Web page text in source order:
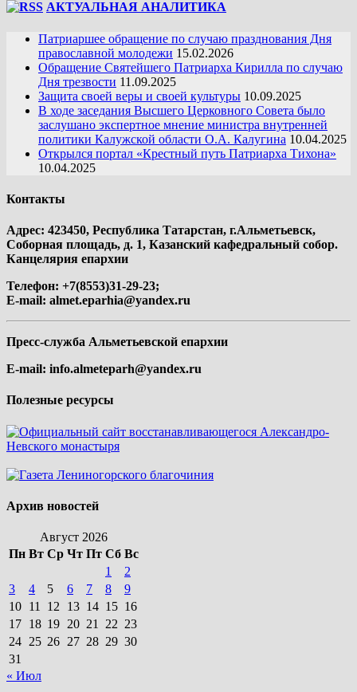
АКТУАЛЬНАЯ АНАЛИТИКА
Патриаршее обращение по случаю празднования Дня
православной молодежи 15.02.2026
Обращение Святейшего Патриарха Кирилла по случаю
Дня трезвости 11.09.2025
Защита своей веры и своей культуры 10.09.2025
В ходе заседания Высшего Церковного Совета было
заслушано экспертное мнение министра внутренней
политики Калужской области О.А. Калугина 10.04.2025
Открылся портал «Крестный путь Патриарха Тихона»
10.04.2025
Контакты
Адрес: 423450, Республика Татарстан, г.Альметьевск,
Соборная площадь, д. 1, Казанский кафедральный собор.
Канцелярия епархии
Телефон: +7(8553)31-29-23;
E-mail: almet.eparhia@yandex.ru
Пресс-служба Альметьевской епархии
E-mail: info.almeteparh@yandex.ru
Полезные ресурсы
Архив новостей
Август 2026
Пн Вт Ср Чт Пт Сб Вс
1
2
3
4 5 6 7 8
9
10 11 12 13 14 15 16
17 18 19 20 21 22 23
24 25 26 27 28 29 30
31
« Июл